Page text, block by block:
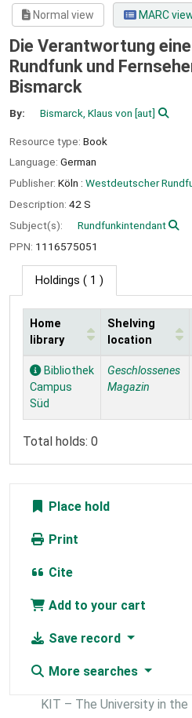
Normal view MARC
Die Verantwortung
Rundfunk und
Bismarck
By: Bismarck, Klaus von [aut]
Resource type: Book
Language: German
Publisher: Köln : Westdeutscher
Description: 42 S
Subject(s):
Rundfunkintendant
PPN: 1116575051
Holdings ( 1 )
Holdings
Home
library
Shelving
location
Bibliothek
Campus
Süd
Geschlossenes
Magazin
Total holds: 0
Place hold
Print
Cite
Add to your cart
Save record
More searches
KIT – The University in